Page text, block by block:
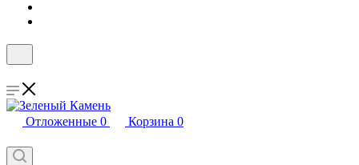
Отложенные 0 Корзина 0